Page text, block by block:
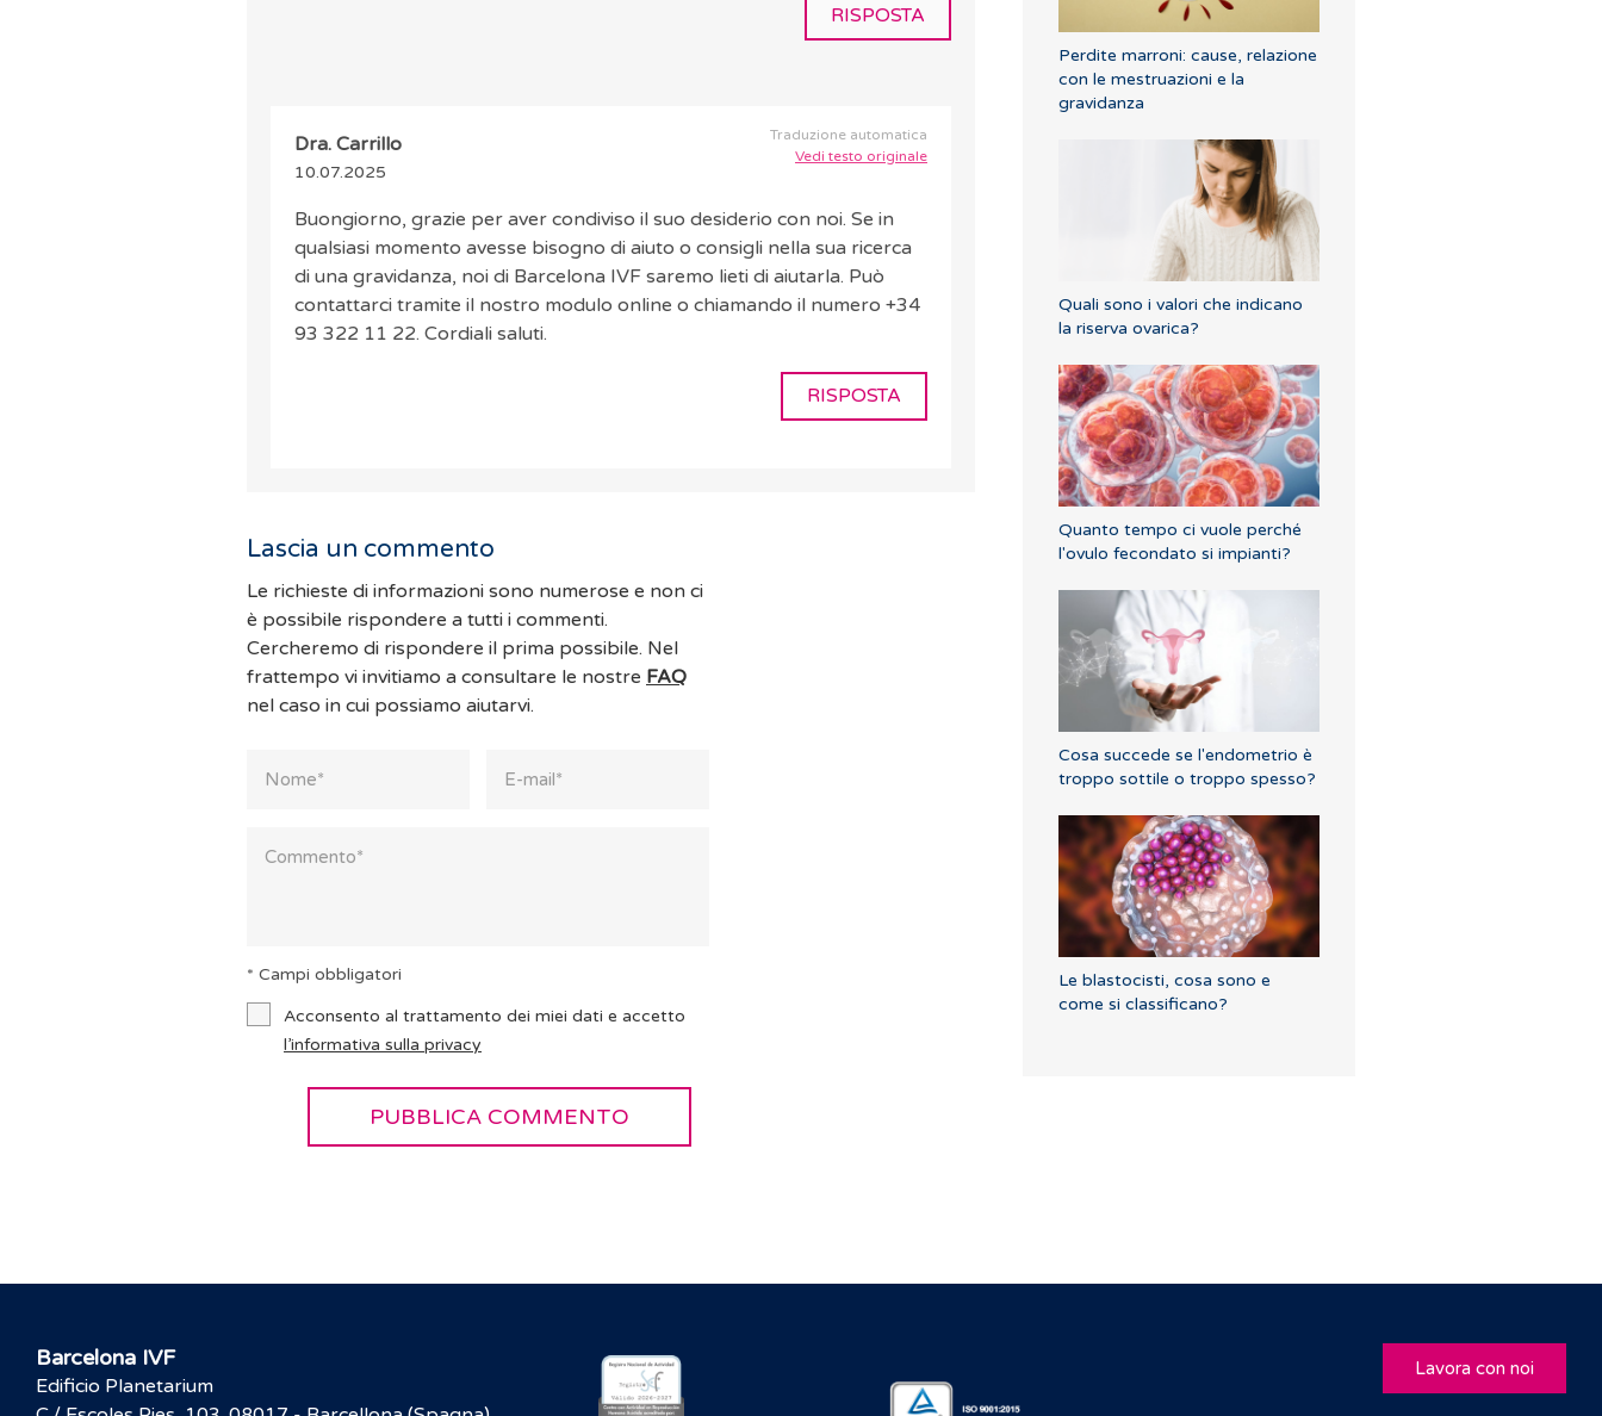
RISPOSTA
Traduzione automatica
Vedi testo originale
Dra. Carrillo
10.07.2025
Buongiorno, grazie per aver condiviso il suo desiderio con noi. Se in
qualsiasi momento avesse bisogno di aiuto o consigli nella sua ricerca
di una gravidanza, noi di Barcelona IVF saremo lieti di aiutarla. Può
contattarci tramite il nostro modulo online o chiamando il numero +34
93 322 11 22. Cordiali saluti.
RISPOSTA
Lascia un commento
Le richieste di informazioni sono numerose e non ci
è possibile rispondere a tutti i commenti.
Cercheremo di rispondere il prima possibile. Nel
frattempo vi invitiamo a consultare le nostre FAQ
nel caso in cui possiamo aiutarvi.
* Campi obbligatori
Acconsento al trattamento dei miei dati e accetto
l’informativa sulla privacy
Perdite marroni: cause, relazione
con le mestruazioni e la
gravidanza
Quali sono i valori che indicano
la riserva ovarica?
Quanto tempo ci vuole perché
l'ovulo fecondato si impianti?
Cosa succede se l'endometrio è
troppo sottile o troppo spesso?
Le blastocisti, cosa sono e
come si classificano?
Barcelona IVF
Edificio Planetarium
Lavora con noi